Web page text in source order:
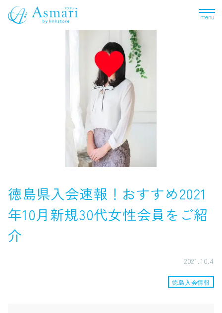
menu
徳島県入会速報！おすすめ2021
年10月新規30代女性会員をご紹
介
2021.10.4
徳島入会情報